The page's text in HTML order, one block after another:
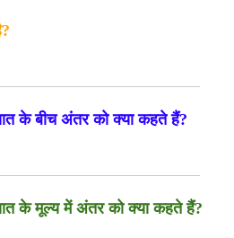
के बीच अंतर को क्या कहते हैं?
के मूल्य में अंतर को क्या कहते हैं?